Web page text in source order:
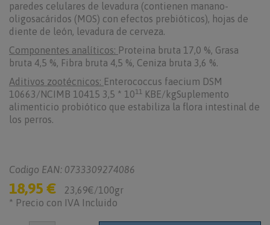
paredes celulares de levadura (contienen manano-
oligosacáridos (MOS) con efectos prebióticos), hojas de
diente de león, levadura de cerveza.
Componentes analíticos: Proteina bruta 17,0 %, Grasa
bruta 4,5 %, Fibra bruta 4,5 %, Ceniza bruta 3,6 %.
Aditivos zootécnicos: Enterococcus faecium DSM
10663/NCIMB 10415 3,5 * 1011 KBE/kgSuplemento
alimenticio probiótico que estabiliza la flora intestinal de
los perros.
Codigo EAN: 0733309274086
18,95 €
23,69€/100gr
* Precio con IVA Incluido